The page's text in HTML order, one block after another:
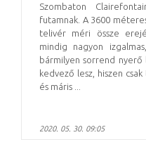
Szombaton
futamnak. A 3600
telivér méri össze
mindig nagyon
bármilyen sorrend nyerő
kedvező lesz, hiszen
és máris ...
2020. 05. 30. 09:05